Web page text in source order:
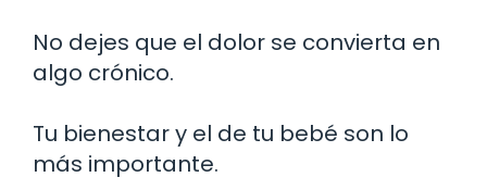
No dejes que el dolor se convierta en
algo crónico.
Tu bienestar y el de tu bebé son lo
más importante.